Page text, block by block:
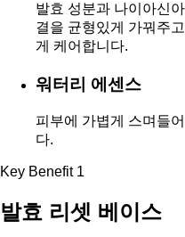
발효 성분과 나이아신
결을 균형있게 가꿔주
게 케어합니다.
워터리 에센스
피부에 가볍게 스며들
다.
Key Benefit 1
발효 리셋 베이스